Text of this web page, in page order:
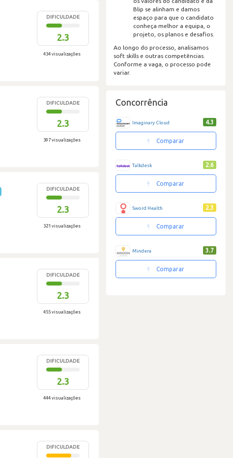
DIFICULDADE
2.3
434 visualizações
DIFICULDADE
2.3
397 visualizações
DIFICULDADE
2.3
321 visualizações
DIFICULDADE
2.3
455 visualizações
DIFICULDADE
2.3
444 visualizações
DIFICULDADE
Blip se alinham e damos
espaço para que o candidato
conheça melhor a equipa, o
projeto, os planos e desafios.
Ao longo do processo, analisamos
soft skills e outras competências.
Conforme a vaga, o processo pode
variar.
Concorrência
Imaginary Cloud 4.3
Comparar
Talkdesk 2.6
Comparar
Sword Health 2.3
Comparar
Mindera 3.7
Comparar